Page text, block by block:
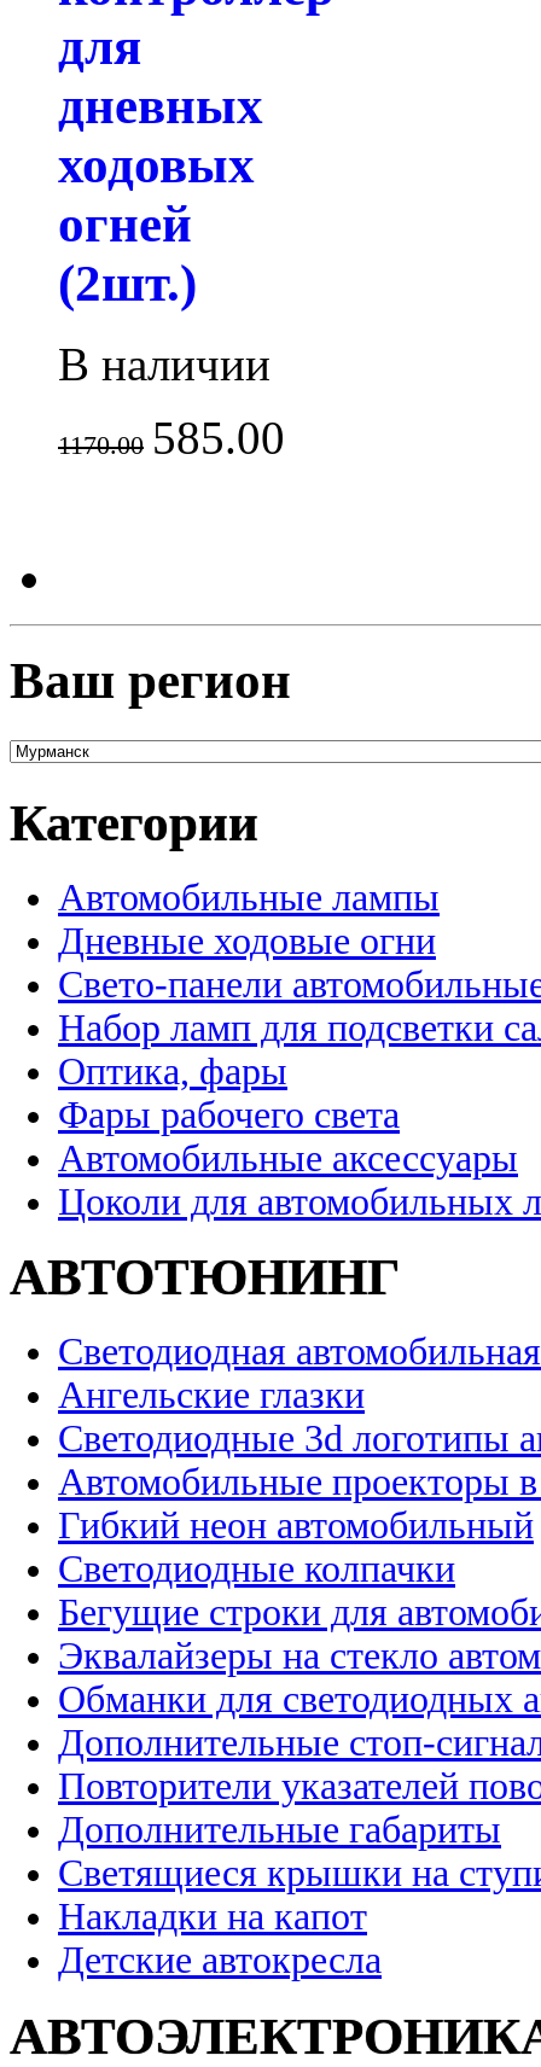
для
дневных
ходовых
огней
(2шт.)
В наличии
1170.00 585.00
Ваш регион
Категории
Автомобильные лампы
Дневные ходовые огни
Свето-панели
Набор ламп для подсветки
Оптика, фары
Фары рабочего света
Автомобильные аксессуары
Цоколи для автомобильных
АВТОТЮНИНГ
Светодиодная
Ангельские глазки
Светодиодные 3d логотипы
Автомобильные проекторы
Гибкий неон автомобильный
Светодиодные колпачки
Бегущие строки для
Эквалайзеры на стекло
Обманки для светодиодных
Дополнительные стоп-
Повторители указателей
Дополнительные габариты
Светящиеся крышки на
Накладки на капот
Детские автокресла